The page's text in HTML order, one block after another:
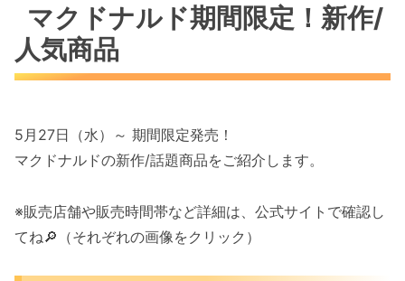
マクドナルド期間限定！新作/
人気商品
5月27日（水）～ 期間限定発売！
マクドナルドの新作/話題商品をご紹介します。
※販売店舗や販売時間帯など詳細は、公式サイトで確認し
てね🔎（それぞれの画像をクリック）